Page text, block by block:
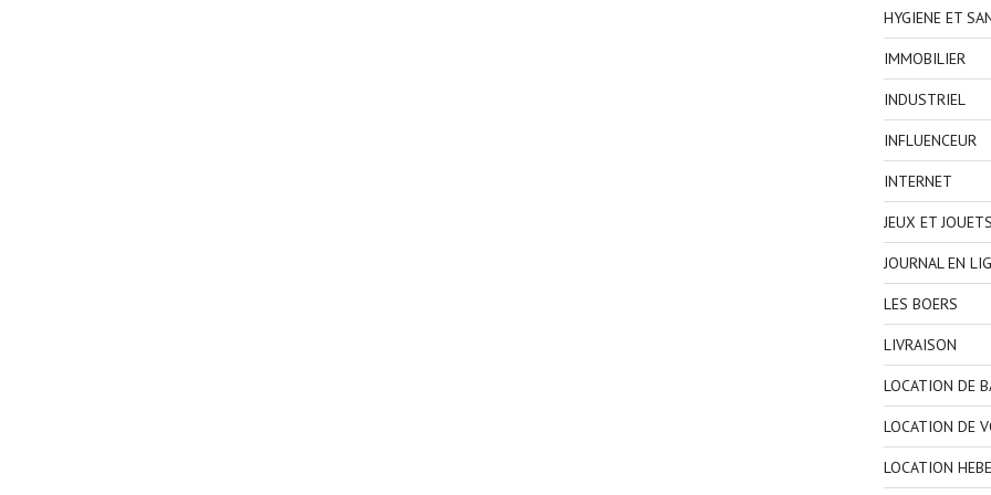
HYGIENE ET
IMMOBILIER
INDUSTRIEL
INFLUENCEUR
INTERNET
JEUX ET JOUETS
JOURNAL EN
LES BOERS
LIVRAISON
LOCATION DE
LOCATION DE
LOCATION